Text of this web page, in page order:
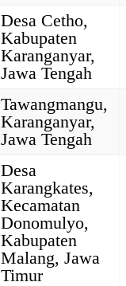
Desa Cetho,
Kabupaten
Karanganyar,
Jawa Tengah
Tawangmangu,
Karanganyar,
Jawa Tengah
Desa
Karangkates,
Kecamatan
Donomulyo,
Kabupaten
Malang, Jawa
Timur